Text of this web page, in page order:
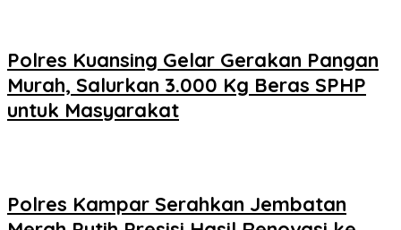
Polres Kuansing Gelar Gerakan Pangan
Murah, Salurkan 3.000 Kg Beras SPHP
untuk Masyarakat
Polres Kampar Serahkan Jembatan